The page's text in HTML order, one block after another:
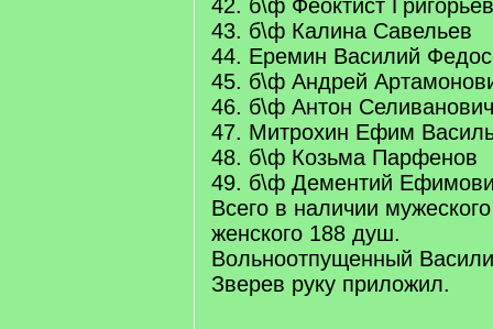
42. б\ф Феоктист
43. б\ф Калина Савельев
44. Еремин Василий
45. б\ф Андрей
46. б\ф Антон Селиванович
47. Митрохин Ефим
48. б\ф Козьма Парфенов
49. б\ф Дементий
Всего в наличии
женского 188 душ.
Вольноотпущенный
Зверев руку приложил.